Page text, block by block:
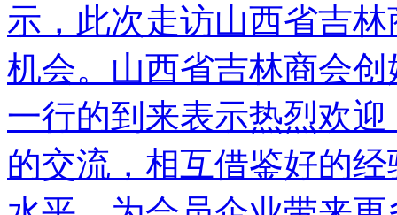
示，此次走访山西省吉
机会。山西省吉林商会
一行的到来表示热烈欢
的交流，相互借鉴好的